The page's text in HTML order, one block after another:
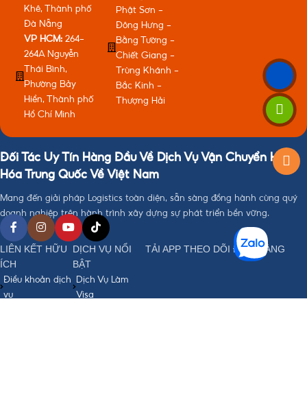
Khê, Thành phố
Đà Nẵng
VP HCM: 264-
264A Nguyễn
Thái Bình,
Phường Bảy
Hiền, Thành phố
Hồ Chí Minh
Phật Sơn -
Đông Hưng -
Bằng Tường -
Chiết Giang -
Trùng Khánh -
Bắc Kinh -
Thượng Hải
Đối Tác Uy Tín Hàng Đầu Về Dịch Vụ Vận Chuyển Hàng
Hóa Trung Quốc Về Việt Nam
Mang đến giải pháp Logistics toàn diện, sẵn sàng đồng hành cùng quý
doanh nghiệp trên hành trình xây dựng sự phát triển bền vững.
LIÊN KẾT HỮU
ÍCH
Điều khoản dịch
vụ
DỊCH VỤ NỔI
BẬT
Dịch Vụ Làm
Visa
TẢI APP THEO DÕI ĐƠN HÀNG